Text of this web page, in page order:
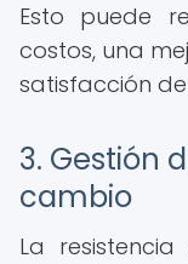
Esto puede
costos, una
satisfacción
3. Gestión
cambio
La